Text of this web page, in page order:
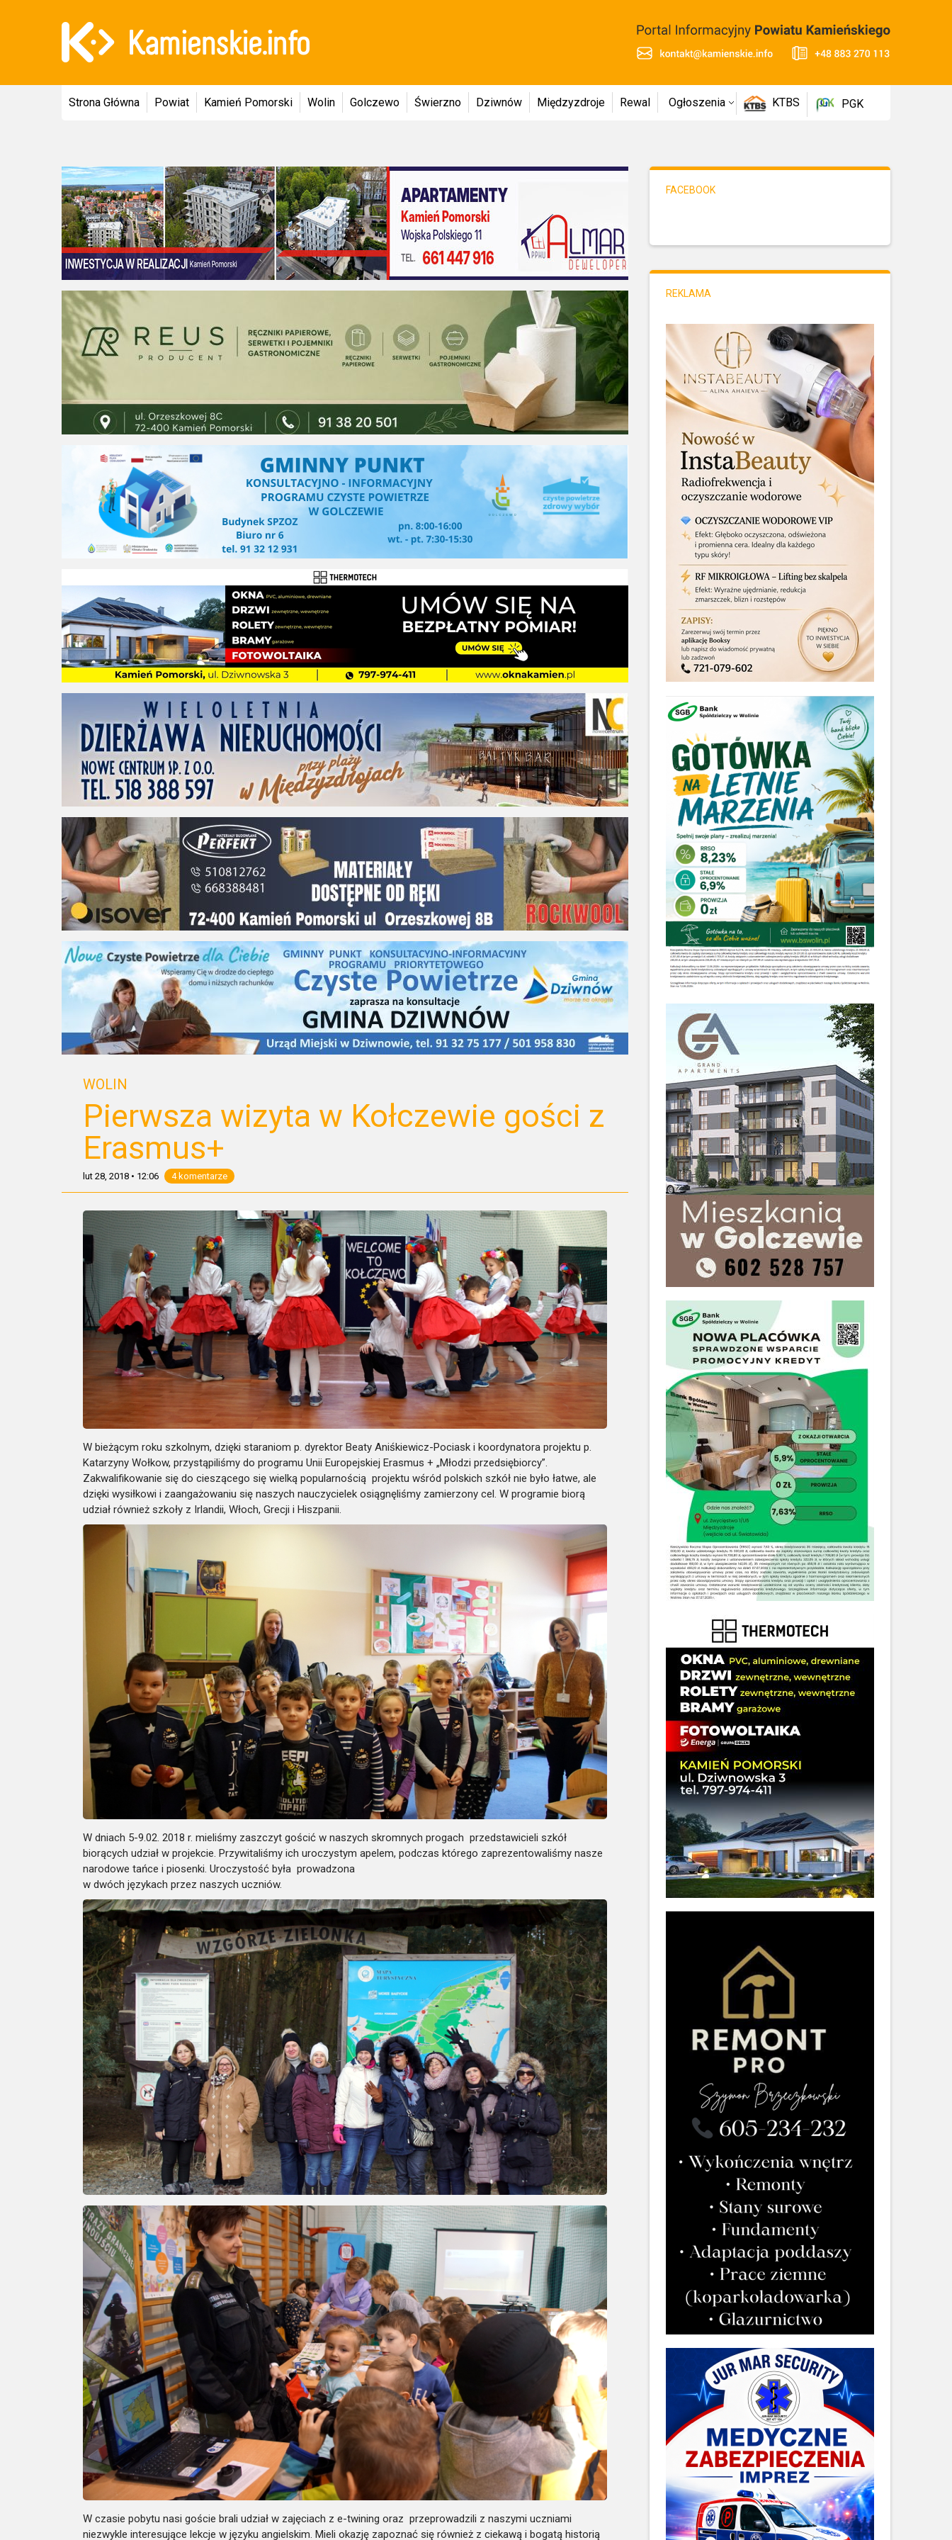
Strona Główna Powiat Kamień Pomorski Wolin Golczewo Świerzno Dziwnów Międzyzdroje Rewal Ogłoszenia KTBS PGK
WOLIN
Pierwsza wizyta w Kołczewie gości z
Erasmus+
lut 28, 2018 • 12:06 4 komentarze
W bieżącym roku szkolnym, dzięki staraniom p. dyrektor Beaty Aniśkiewicz-Pociask i koordynatora projektu p.
Katarzyny Wołkow, przystąpiliśmy do programu Unii Europejskiej Erasmus + „Młodzi przedsiębiorcy”.
Zakwalifikowanie się do cieszącego się wielką popularnością projektu wśród polskich szkół nie było łatwe, ale
dzięki wysiłkowi i zaangażowaniu się naszych nauczycielek osiągnęliśmy zamierzony cel. W programie biorą
udział również szkoły z Irlandii, Włoch, Grecji i Hiszpanii.
W dniach 5-9.02. 2018 r. mieliśmy zaszczyt gościć w naszych skromnych progach przedstawicieli szkół
biorących udział w projekcie. Przywitaliśmy ich uroczystym apelem, podczas którego zaprezentowaliśmy nasze
narodowe tańce i piosenki. Uroczystość była prowadzona
w dwóch językach przez naszych uczniów.
W czasie pobytu nasi goście brali udział w zajęciach z e-twining oraz przeprowadzili z naszymi uczniami
niezwykle interesujące lekcje w języku angielskim. Mieli okazję zapoznać się również z ciekawą i bogatą historią
FACEBOOK
REKLAMA